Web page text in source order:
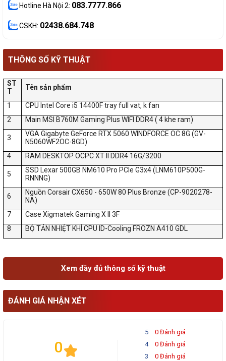
Hotline Hà Nội 2: 083.7777.866
CSKH: 02438.684.748
THÔNG SỐ KỸ THUẬT
ST
T
Tên sản phẩm
1
CPU Intel Core i5 14400F tray full vat, k fan
2
Main MSI B760M Gaming Plus WIFI DDR4 ( 4 khe ram)
3
VGA Gigabyte GeForce RTX 5060 WINDFORCE OC 8G (GV-
N5060WF2OC-8GD)
4
RAM DESKTOP OCPC XT II DDR4 16G/3200
5
SSD Lexar 500GB NM610 Pro PCIe G3x4 (LNM610P500G-
RNNNG)
6
Nguồn Corsair CX650 - 650W 80 Plus Bronze (CP-9020278-
NA)
7
Case Xigmatek Gaming X II 3F
8
BỘ TẢN NHIỆT KHÍ CPU ID-Cooling FROZN A410 GDL
Xem đầy đủ thông số kỹ thuật
ĐÁNH GIÁ NHẬN XÉT
0
5
0 Đánh giá
4
0 Đánh giá
3
0 Đánh giá